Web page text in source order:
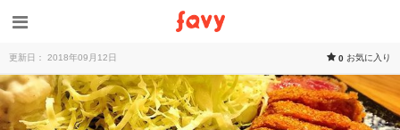
更新日： 2018年09月12日 0 お気に入り